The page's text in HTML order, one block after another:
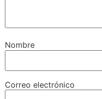
Nombre
Correo electrónico